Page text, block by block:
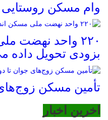
وام مسکن روستایی ۴۰۰ میلیون تومان شد
۲۲۰ واحد نهضت
بزودی تحویل داده
تأمین مسکن
اخرین اخبار